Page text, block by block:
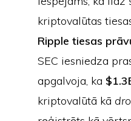
kriptovalūtas
Ripple tiesas
SEC iesniedza
apgalvoja, ka
kriptovalūtā kā